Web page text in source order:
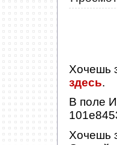
Хочешь
здесь.
В поле
Хочешь